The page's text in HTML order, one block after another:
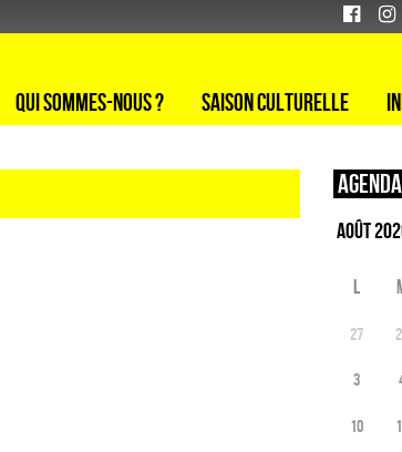
Qui sommes-nous ? Saison culturelle
L
27
3
10